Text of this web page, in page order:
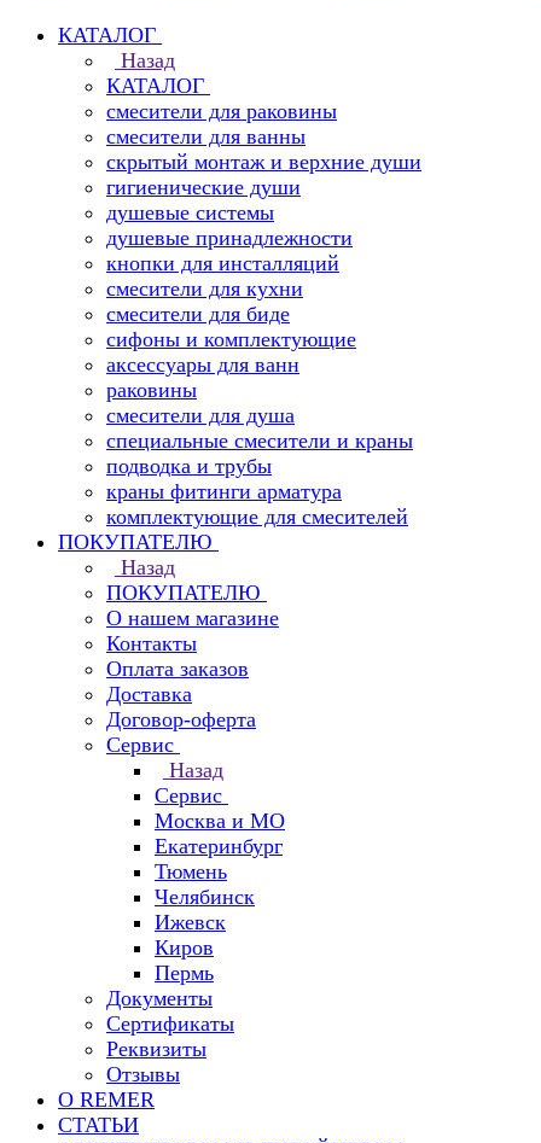
КАТАЛОГ
Назад
КАТАЛОГ
смесители для раковины
смесители для ванны
скрытый монтаж и верхние души
гигиенические души
душевые системы
душевые принадлежности
кнопки для инсталляций
смесители для кухни
смесители для биде
сифоны и комплектующие
аксессуары для ванн
раковины
смесители для душа
специальные смесители и краны
подводка и трубы
краны фитинги арматура
комплектующие для смесителей
ПОКУПАТЕЛЮ
Назад
ПОКУПАТЕЛЮ
О нашем магазине
Контакты
Оплата заказов
Доставка
Договор-оферта
Сервис
Назад
Сервис
Москва и МО
Екатеринбург
Тюмень
Челябинск
Ижевск
Киров
Пермь
Документы
Сертификаты
Реквизиты
Отзывы
О REMER
СТАТЬИ